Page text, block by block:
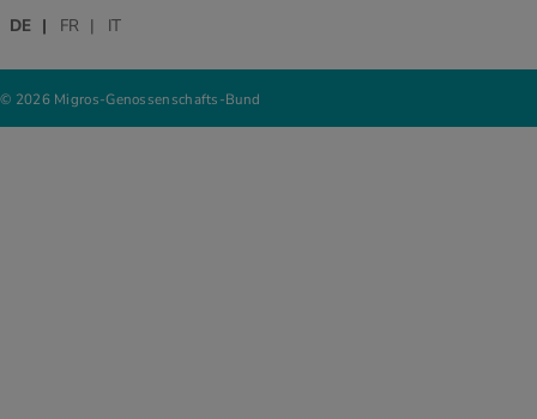
© 2026 Migros-Genossenschafts-Bund
DE FR IT